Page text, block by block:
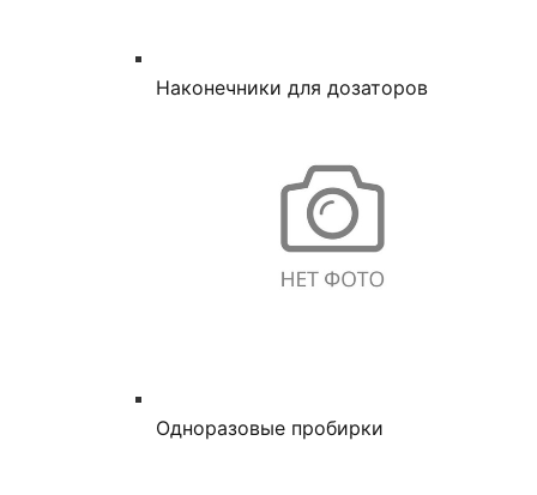
Наконечники для дозаторов
Одноразовые пробирки